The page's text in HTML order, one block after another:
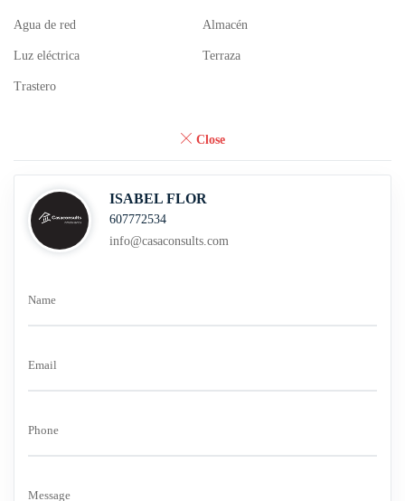
Agua de red Almacén
Luz eléctrica Terraza
Trastero
Close
ISABEL FLOR
607772534
info@casaconsults.com
Name
Email
Phone
Message